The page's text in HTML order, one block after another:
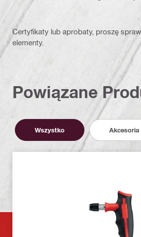
Certyfikaty lub aprobaty, proszę
elementy.
Powiązane
Wszystko Akcesoria